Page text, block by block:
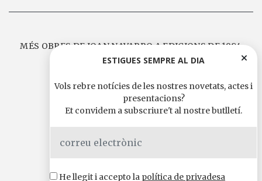
MÉS OBRES DE JOAN NAVARRO A EDICIONS DE 1984
ESTIGUES SEMPRE AL DIA
Vols rebre notícies de les nostres novetats, actes i
presentacions?
Et convidem a subscriure't al nostre butlletí.
He llegit i accepto la política de privadesa